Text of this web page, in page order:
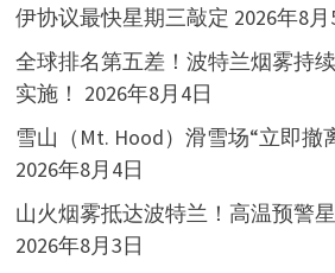
伊协议最快星期三敲定 2026年8月
全球排名第五差！波特兰烟雾持
实施！ 2026年8月4日
雪山（Mt. Hood）滑雪场“立即撤
2026年8月4日
山火烟雾抵达波特兰！高温预警
2026年8月3日